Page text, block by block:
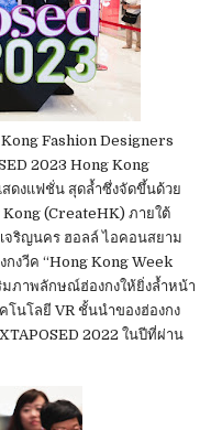
Fashion Designers
2023 Hong Kong
ดงแฟชั่น สุดล้ำซึ่งจัดขึ้นด้วย
(CreateHK) ภายใต้
เจริญนคร ฮอลล์ ไอคอนสยาม
กงวีค “Hong Kong Week
ภาพลักษณ์ฮ่องกงให้ยิ่งล้ำหน้า
โนโลยี VR ชั้นนำของฮ่องกง
2022 ในปีที่ผ่าน